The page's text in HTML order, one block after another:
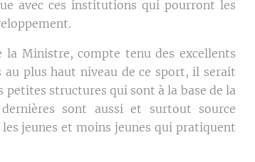
avec ces institutions qui pourront les
la Ministre, compte tenu des excellents
plus haut niveau de ce sport, il serait
petites structures qui sont à la base de la
sont aussi et surtout source
jeunes et moins jeunes qui pratiquent